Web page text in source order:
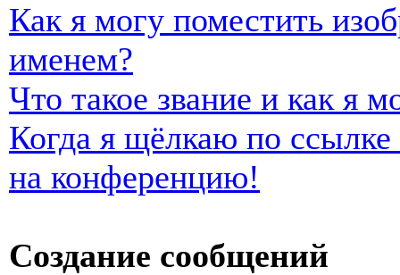
Как я могу поместить
именем?
Что такое звание и как я
Когда я щёлкаю по
на конференцию!
Создание сообщений